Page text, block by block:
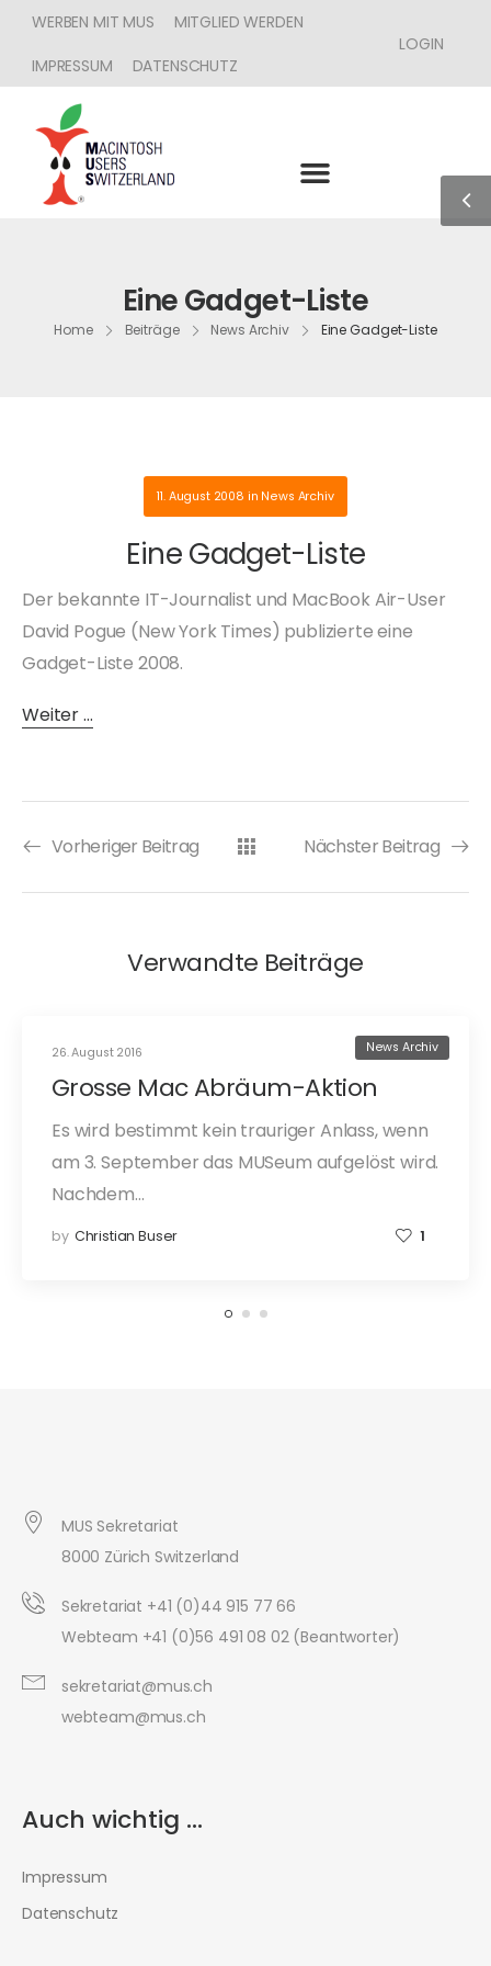
WERBEN MIT MUS
MITGLIED WERDEN
IMPRESSUM
DATENSCHUTZ
LOGIN
Eine Gadget-Liste
Home Beiträge News Archiv Eine Gadget-Liste
11. August 2008 in News Archiv
Eine Gadget-Liste
Der bekannte IT-Journalist und MacBook Air-User
David Pogue (New York Times) publizierte eine
Gadget-Liste 2008.
Weiter …
Vorheriger Beitrag Nächster Beitrag
Verwandte Beiträge
26. August 2016 News Archiv
Grosse Mac Abräum-Aktion
Es wird bestimmt kein trauriger Anlass, wenn
am 3. September das MUSeum aufgelöst wird.
Nachdem…
by Christian Buser 1
MUS Sekretariat
8000 Zürich Switzerland
Sekretariat +41 (0)44 915 77 66
Webteam +41 (0)56 491 08 02 (Beantworter)
sekretariat@mus.ch
webteam@mus.ch
Auch wichtig ...
Impressum
Datenschutz